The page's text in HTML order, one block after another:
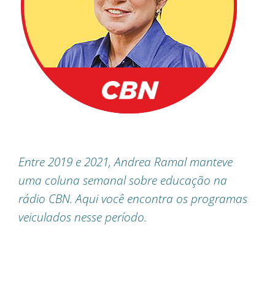
Entre 2019 e 2021, Andrea Ramal manteve
uma coluna semanal sobre educação na
rádio CBN. Aqui você encontra os programas
veiculados nesse período.